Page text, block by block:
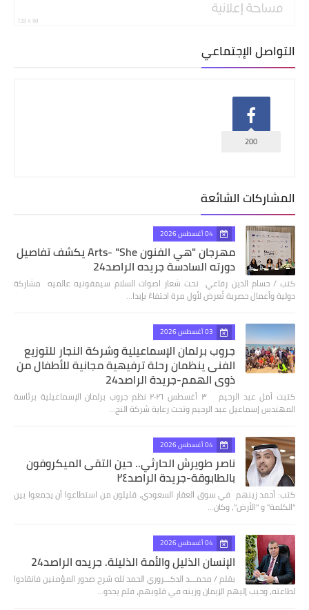
التواصل الإجتماعي
200
المشاركات الشائعة
04 أغسطس 2026
مهرجان "هي الفنون Arts- "She يكشف تفاصيل
دورته السادسة جريده الراصد24
كتب / حسام الدين رفاعي تحت شعار اصوات السلام سيمفونيه عالميه مشاركة
دولية وأعمال حصرية تُعرض لأول مرة احتفاءً بإبدا…
03 أغسطس 2026
جروب برلمان الإسماعيلية وشركة النجار للتوزيع
الفنى ينظمان رحلة ترفيهية مجانية للأطفال من
ذوي الهمم-جريدة الراصد24
كتبت أمل عبد الرحيم ٣ أغسطس ٢٠٢٦ نظم جروب برلمان الإسماعيلية برئاسة
المهندس إسماعيل عبد الرحيم وتحت رعاية شركة النج…
04 أغسطس 2026
ناصر طويرش الحارثي.. حين التقى الميكروفون
بالطابوقة-جريدة الراصد٢٤
كتب: أحمد زينهم في سوق العقار السعودي، قليلون من استطاعوا أن يجمعوا بين
"الكلمة" و "الأرض"، وكان…
04 أغسطس 2026
الإنسان الذليل والأمة الذليلة. جريده الراصد24
بقلم / محمـــد الدكـــروري الحمد لله شرح صدور المؤمنين فانقادوا
لطاعته، وحبب إليهم الإيمان وزينه في قلوبهم، فلم يجدو…